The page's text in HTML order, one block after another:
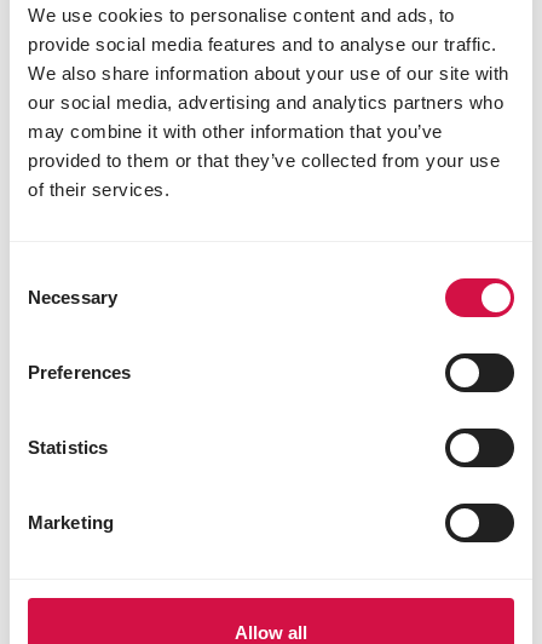
We use cookies to personalise content and ads, to
provide social media features and to analyse our traffic.
We also share information about your use of our site with
our social media, advertising and analytics partners who
may combine it with other information that you’ve
provided to them or that they’ve collected from your use
of their services.
Selection
Necessary
Preferences
Statistics
Marketing
Allow all
Partagez sur
Partagez